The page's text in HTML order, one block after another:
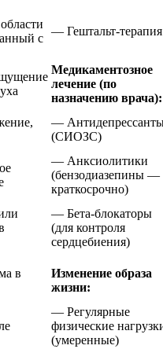
с
— Гештальт-терапия
Медикаментозное
лечение (по
назначению врача):
—
(СИОЗС)
— Анксиолитики
(бензодиазепины —
краткосрочно)
— Бета-блокаторы
(для контроля
сердцебиения)
в
Изменение образа
жизни:
— Регулярные
физические
(умеренные)